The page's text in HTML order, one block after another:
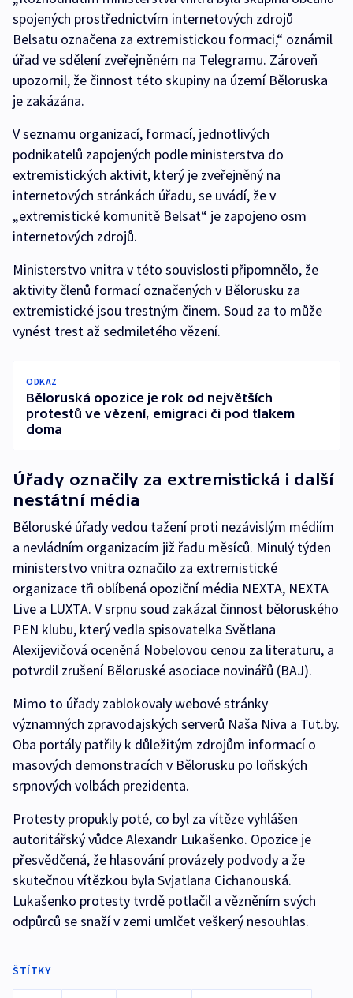
spojených prostřednictvím internetových zdrojů
Belsatu označena za extremistickou formaci,“ oznámil
úřad ve sdělení zveřejněném na Telegramu. Zároveň
upozornil, že činnost této skupiny na území Běloruska
je zakázána.
V seznamu organizací, formací, jednotlivých
podnikatelů zapojených podle ministerstva do
extremistických aktivit, který je zveřejněný na
internetových stránkách úřadu, se uvádí, že v
„extremistické komunitě Belsat“ je zapojeno osm
internetových zdrojů.
Ministerstvo vnitra v této souvislosti připomnělo, že
aktivity členů formací označených v Bělorusku za
extremistické jsou trestným činem. Soud za to může
vynést trest až sedmiletého vězení.
ODKAZ
Běloruská opozice je rok od největších
protestů ve vězení, emigraci či pod tlakem
doma
Úřady označily za extremistická i další
nestátní média
Běloruské úřady vedou tažení proti nezávislým médiím
a nevládním organizacím již řadu měsíců. Minulý týden
ministerstvo vnitra označilo za extremistické
organizace tři oblíbená opoziční média NEXTA, NEXTA
Live a LUXTA. V srpnu soud zakázal činnost běloruského
PEN klubu, který vedla spisovatelka Světlana
Alexijevičová oceněná Nobelovou cenou za literaturu, a
potvrdil zrušení Běloruské asociace novinářů (BAJ).
Mimo to úřady zablokovaly webové stránky
významných zpravodajských serverů Naša Niva a Tut.by.
Oba portály patřily k důležitým zdrojům informací o
masových demonstracích v Bělorusku po loňských
srpnových volbách prezidenta.
Protesty propukly poté, co byl za vítěze vyhlášen
autoritářský vůdce Alexandr Lukašenko. Opozice je
přesvědčená, že hlasování provázely podvody a že
skutečnou vítězkou byla Svjatlana Cichanouská.
Lukašenko protesty tvrdě potlačil a vězněním svých
odpůrců se snaží v zemi umlčet veškerý nesouhlas.
ŠTÍTKY